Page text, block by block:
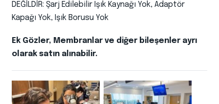
DEĞİLDİR: Şarj Edilebilir Işık Kaynağı Yok, Adaptör
Kapağı Yok, Işık Borusu Yok
Ek Gözler, Membranlar ve diğer bileşenler ayrı
olarak satın alınabilir.